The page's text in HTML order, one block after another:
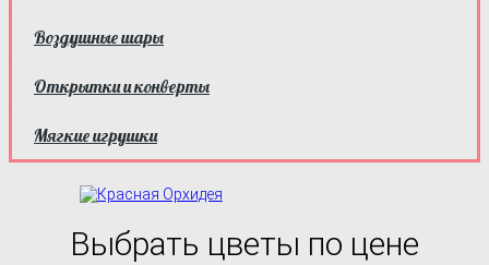
Воздушные шары
Открытки и конверты
Мягкие игрушки
Выбрать цветы по цене